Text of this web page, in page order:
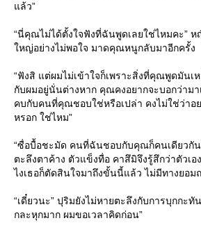
ล้ว”
“นี่คุณไม่ได้ตั้งใจฟังที่ฉันพูดเลยใช่ไหมคะ”
หญ่อย่างไม่พอใจ มาดคุณหนูกลับมาอีกครั้ง
“ฟังสิ แต่ผมไม่เข้าใจก็เพราะสิ่งที่คุณพูดมัน
กับผมอยู่นั่นต่างหาก คุณคงอยากจะบอกว่ามา
คบกับคนที่คุณชอบใช่หรือเปล่า คงไม่ใช่ว่าอ
หรอก ใช่ไหม”
“ซื่อบื้อชะมัด คนที่ฉันชอบกับคุณก็คนเดียวกั
ตะลึงตาค้าง ตัวแข็งทื่อ คาสึมิจึงรู้สึกว่าตัวเ
ไงเธอก็ตัดสินใจมาถึงขั้นนี้แล้ว ไม่มีทางยอมถ
“เดี๋ยวนะ” ปุริมยังไม่หายตะลึงกับการบุกกะ
กละหุกมาก ผมขอเวลาคิดก่อน”